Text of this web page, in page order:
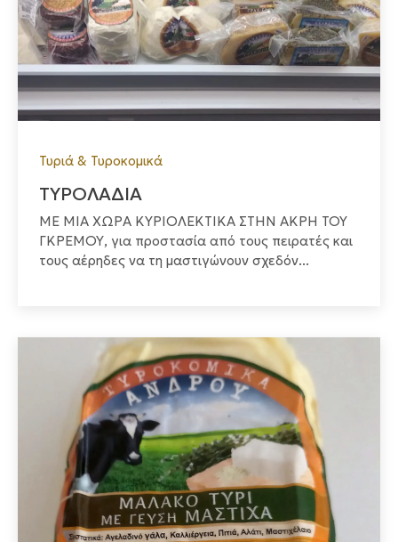
Τυριά & Τυροκομικά
ΤΥΡΟΛΑΔΙΑ
ΜΕ ΜΙΑ ΧΩΡΑ ΚΥΡΙΟΛΕΚΤΙΚΑ ΣΤΗΝ ΑΚΡΗ ΤΟΥ
ΓΚΡΕΜΟΥ, για προστασία από τους πειρατές και
τους αέρηδες να τη μαστιγώνουν σχεδόν...